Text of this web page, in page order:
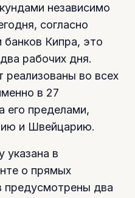
независимо
согласно
Кипра, это
рабочих дня.
во всех
в 27
его пределами,
и Швейцарию.
указана в
о прямых
предусмотрены два